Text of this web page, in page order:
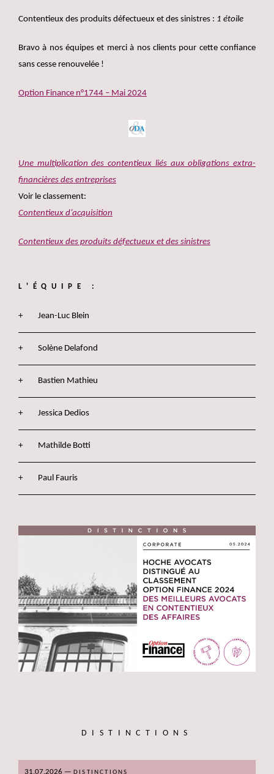
Contentieux des produits défectueux et des sinistres : 1 étoile
Bravo à nos équipes et merci à nos clients pour cette confiance
sans cesse renouvelée !
Option Finance n°1744 – Mai 2024
Une multiplication des contentieux liés aux obligations extra-
financières des entreprises
Voir le classement:
Contentieux d’acquisition
Contentieux des produits défectueux et des sinistres
L'ÉQUIPE :
Jean-Luc Blein
Solène Delafond
Bastien Mathieu
Jessica Dedios
Mathilde Botti
Paul Fauris
DISTINCTIONS
31.07.2026 — DISTINCTIONS